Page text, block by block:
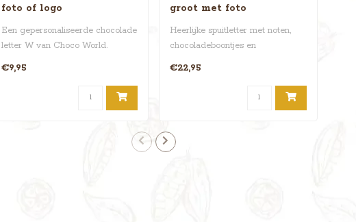
foto of logo
Een gepersonaliseerde chocolade
letter W van Choco World.
€9,95
groot met foto
Heerlijke spuitletter met noten,
chocoladeboontjes en
€22,95